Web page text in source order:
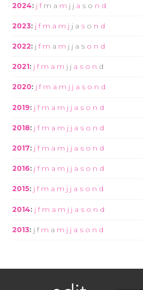
2024: j f m a m j j a s o n d
2023: j f m a m j j a s o n d
2022: j f m a m j j a s o n d
2021: j f m a m j j a s o n d
2020: j f m a m j j a s o n d
2019: j f m a m j j a s o n d
2018: j f m a m j j a s o n d
2017: j f m a m j j a s o n d
2016: j f m a m j j a s o n d
2015: j f m a m j j a s o n d
2014: j f m a m j j a s o n d
2013: j f m a m j j a s o n d